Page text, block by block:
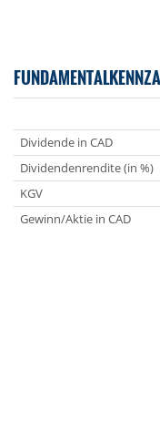
Dividende in CAD
Dividendenrendite (in %)
KGV
Gewinn/Aktie in CAD